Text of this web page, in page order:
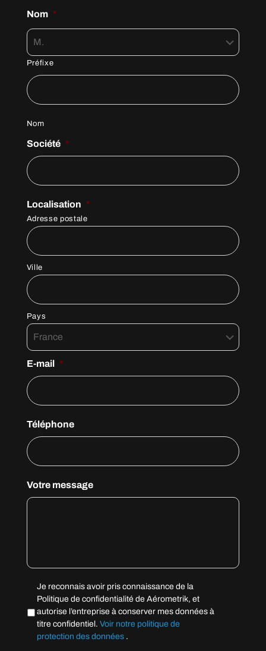
Nom *
Préfixe
Nom
Société *
Localisation *
Adresse postale
Ville
Pays
E-mail *
Téléphone
Votre message
Vie
privée *
Je reconnais avoir pris connaissance de la
Politique de confidentialité de Aérometrik, et
autorise l’entreprise à conserver mes données à
titre confidentiel. Voir notre politique de
protection des données.